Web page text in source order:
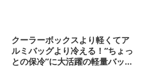
クーラーボックスより軽くてア
ルミバッグより冷える！“ちょっ
との保冷”に大活躍の軽量バッグ